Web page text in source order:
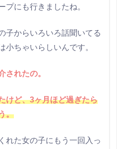
プにも行きましたね。
子からいろいろ話聞いてる
小ちゃいらしいんです。
されたの。
けど、3ヶ月ほど過ぎたら
。
れた女の子にもう一回入っ